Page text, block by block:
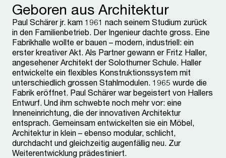
Geboren aus Architektur
Paul Schärer jr. kam 1961 nach seinem Studium zurück
in den Familienbetrieb. Der Ingenieur dachte gross. Eine
Fabrikhalle wollte er bauen – modern, industriell: ein
erster kreativer Akt. Als Partner gewann er Fritz Haller,
angesehener Architekt der Solothurner Schule. Haller
entwickelte ein flexibles Konstruktionssystem mit
unterschiedlich grossen Stahlmodulen. 1965 wurde die
Fabrik eröffnet. Paul Schärer war begeistert von Hallers
Entwurf. Und ihm schwebte noch mehr vor: eine
Inneneinrichtung, die der innovativen Architektur
entsprach. Gemeinsam entwickelten sie ein Möbel,
Architektur in klein – ebenso modular, schlicht,
durchdacht und gleichzeitig augenfällig neu. Zur
Weiterentwicklung prädestiniert.